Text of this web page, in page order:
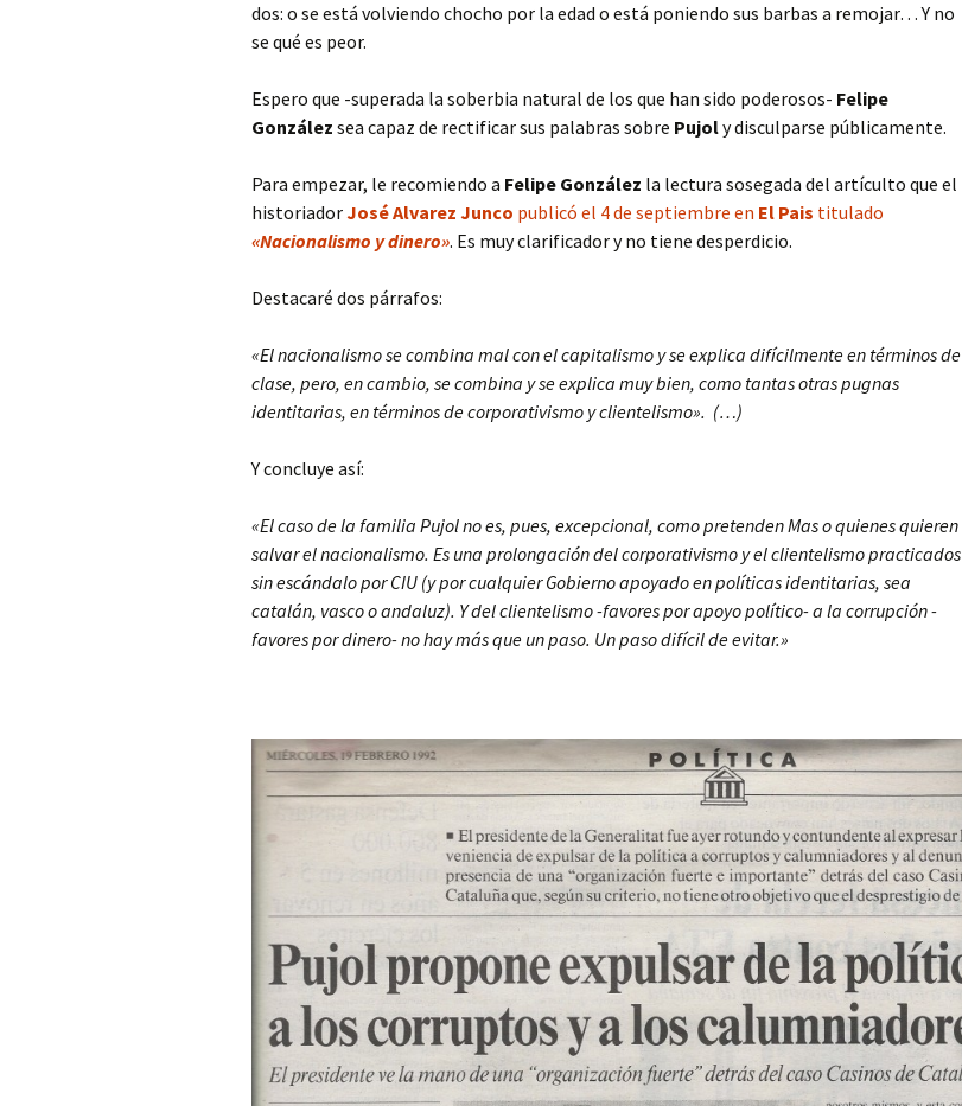
dos: o se está volviendo chocho por la edad o está poniendo sus barbas a remojar… Y no
se qué es peor.
Espero que -superada la soberbia natural de los que han sido poderosos- Felipe
González sea capaz de rectificar sus palabras sobre Pujoly disculparse públicamente.
Para empezar, le recomiendo a Felipe González la lectura sosegada del artículto que el
historiadorJosé Alvarez Junco publicó el 4 de septiembre en El Pais titulado
«Nacionalismo y dinero». Es muy clarificador y no tiene desperdicio.
Destacaré dos párrafos:
«El nacionalismo se combina mal con el capitalismo y se explica difícilmente en términos de
clase, pero, en cambio, se combina y se explica muy bien, como tantas otras pugnas
identitarias, en términos de corporativismo y clientelismo». (…)
Y concluye así:
«El caso de la familia Pujol no es, pues, excepcional, como pretenden Mas o quienes quieren
salvar el nacionalismo. Es una prolongación del corporativismo y el clientelismo practicados
sin escándalo por CIU (y por cualquier Gobierno apoyado en políticas identitarias, sea
catalán, vasco o andaluz). Y del clientelismo -favores por apoyo político- a la corrupción -
favores por dinero- no hay más que un paso. Un paso difícil de evitar.»